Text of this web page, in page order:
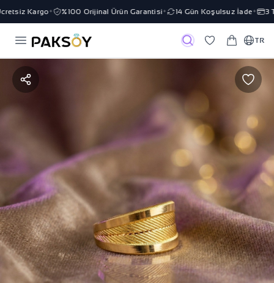
Kargo✦ %100 Orijinal Ürün Garantisi✦ 14 Gün Koşulsuz İade✦ 3
TR